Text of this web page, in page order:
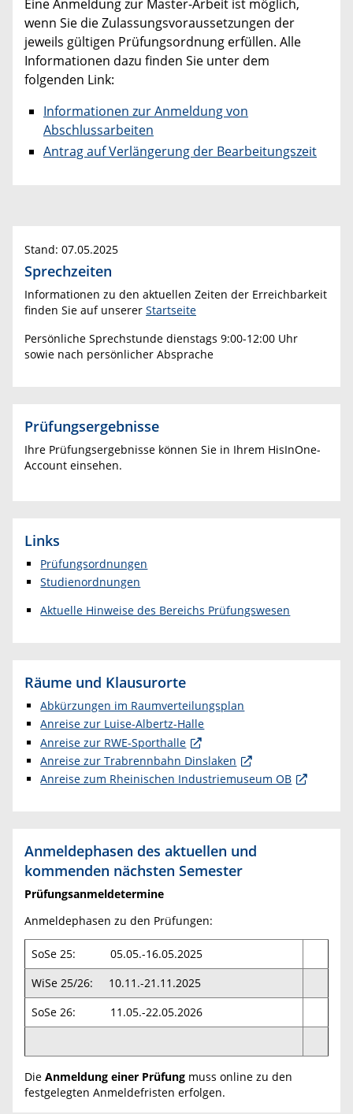
Eine Anmeldung zur Master-Arbeit ist möglich,
wenn Sie die Zulassungsvoraussetzungen der
jeweils gültigen Prüfungsordnung erfüllen. Alle
Informationen dazu finden Sie unter dem
folgenden Link:
Informationen zur Anmeldung von
Abschlussarbeiten
Antrag auf Verlängerung der Bearbeitungszeit
Stand: 07.05.2025
Sprechzeiten
Informationen zu den aktuellen Zeiten der Erreichbarkeit
finden Sie auf unserer Startseite
Persönliche Sprechstunde dienstags 9:00-12:00 Uhr
sowie nach persönlicher Absprache
Prüfungsergebnisse
Ihre Prüfungsergebnisse können Sie in Ihrem HisInOne-
Account einsehen.
Links
Prüfungsordnungen
Studienordnungen
Aktuelle Hinweise des Bereichs Prüfungswesen
Räume und Klausurorte
Abkürzungen im Raumverteilungsplan
Anreise zur Luise-Albertz-Halle
Anreise zur RWE-Sporthalle
Anreise zur Trabrennbahn Dinslaken
Anreise zum Rheinischen Industriemuseum OB
Anmeldephasen des aktuellen und
kommenden nächsten Semester
Prüfungsanmeldetermine
Anmeldephasen zu den Prüfungen:
SoSe 25: 05.05.-16.05.2025
WiSe 25/26: 10.11.-21.11.2025
SoSe 26: 11.05.-22.05.2026
Die Anmeldung einer Prüfung muss online zu den
festgelegten Anmeldefristen erfolgen.